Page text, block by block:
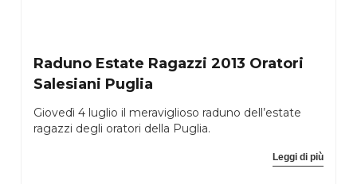
Raduno Estate Ragazzi 2013 Oratori
Salesiani Puglia
Giovedì 4 luglio il meraviglioso raduno dell’estate
ragazzi degli oratori della Puglia.
Leggi di più